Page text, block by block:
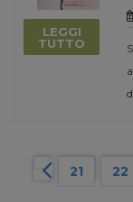
LEGGI
TUTTO
21 22